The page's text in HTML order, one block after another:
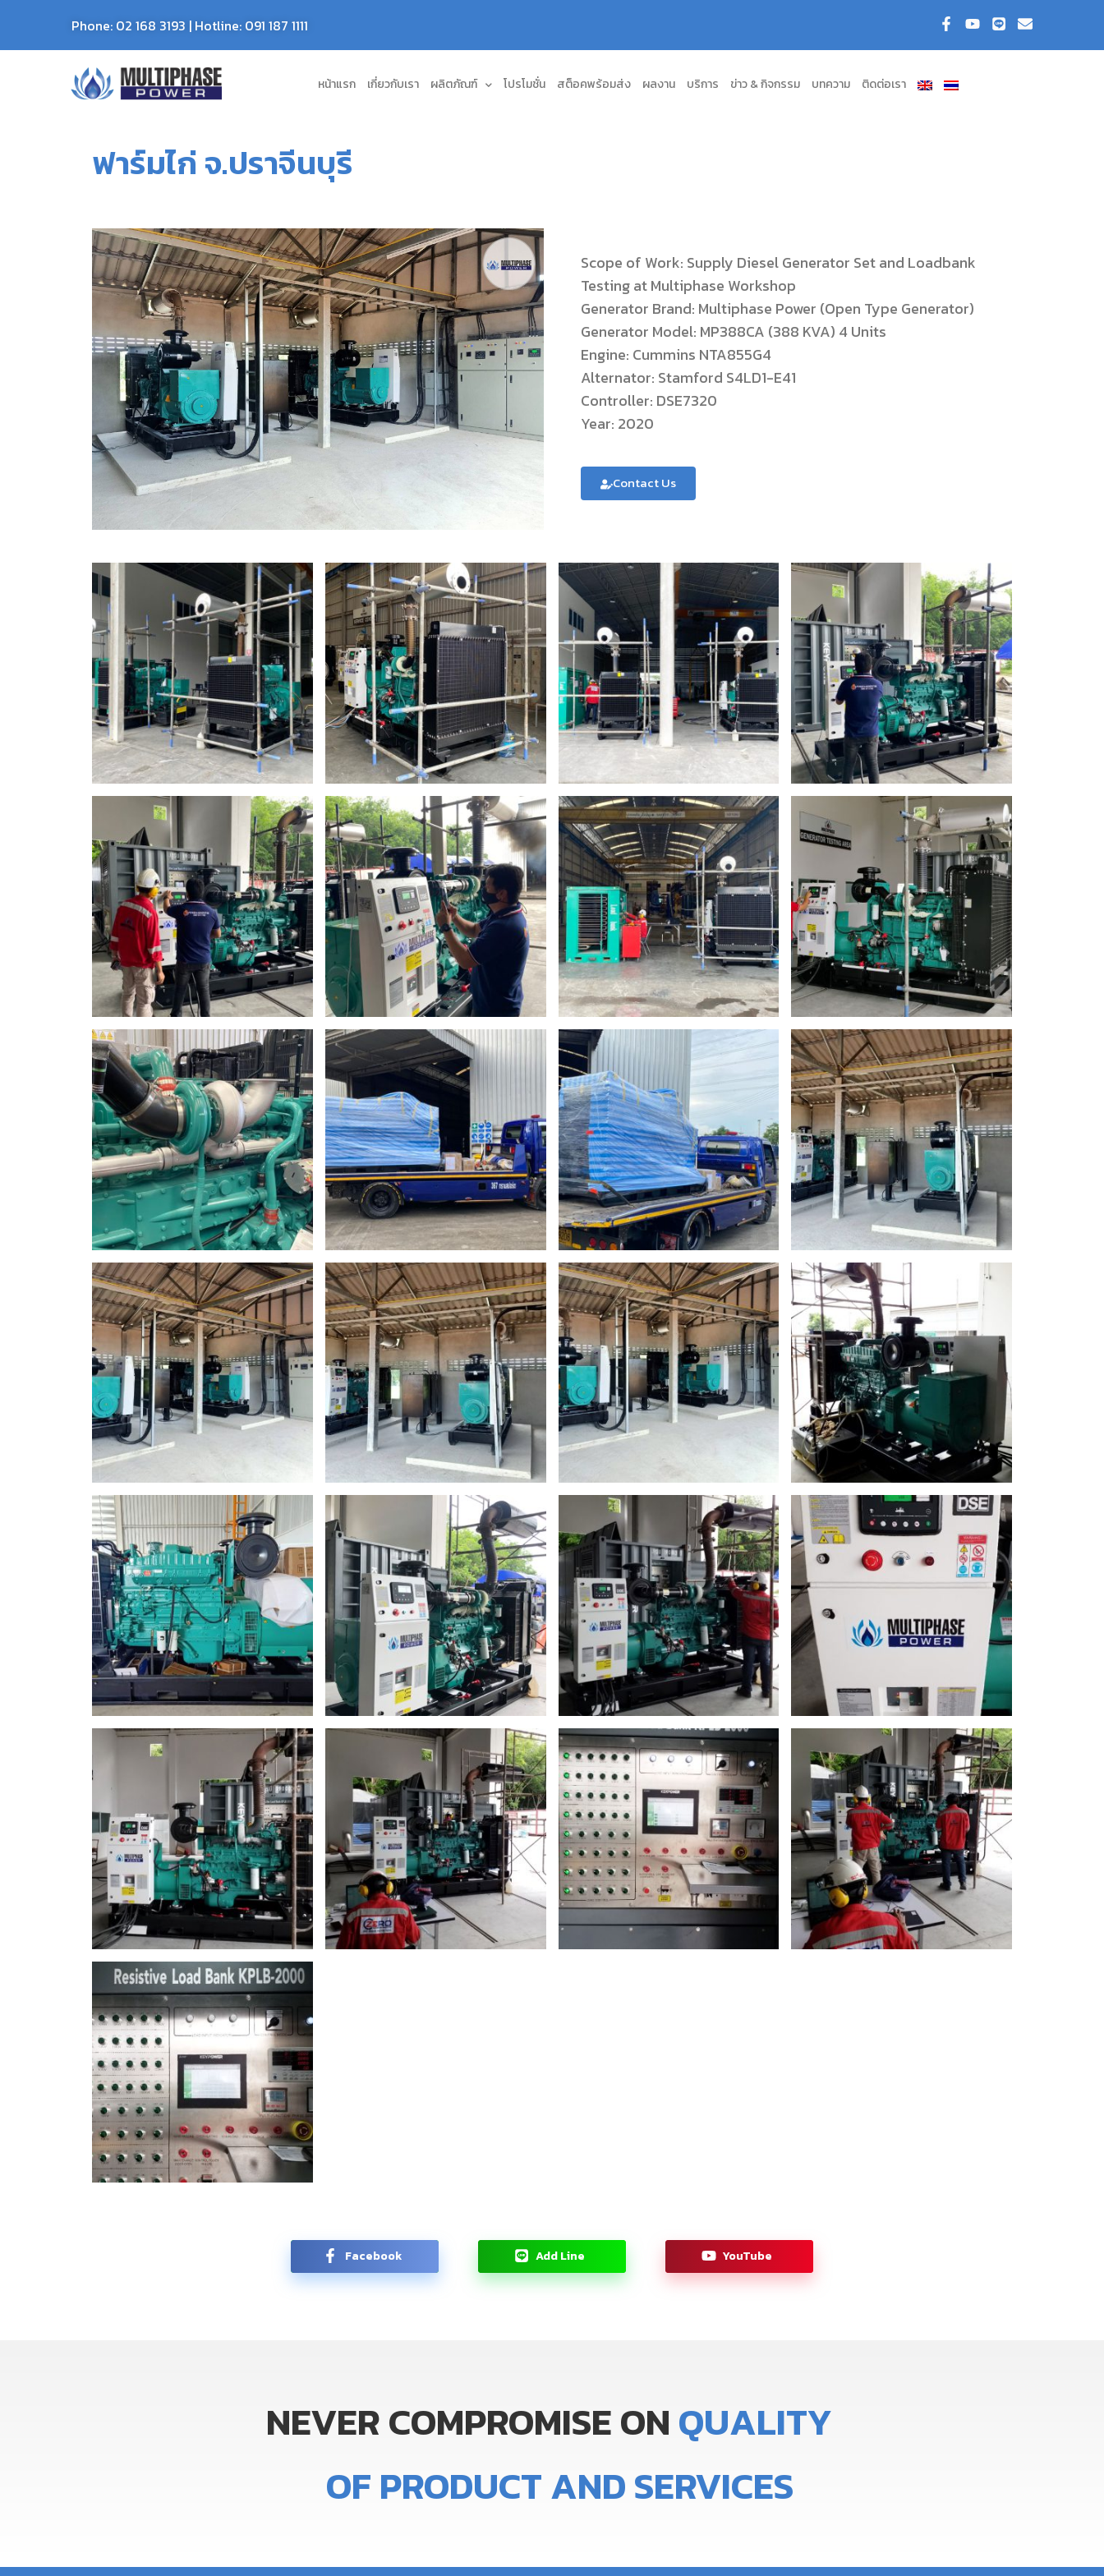
Phone: 02 168 3193 | Hotline: 091 187 1111
หน้าแรก เกี่ยวกับเรา ผลิตภัณฑ์ โปรโมชั่น สต็อคพร้อมส่ง ผลงาน บริการ ข่าว & กิจกรรม บทความ ติดต่อเรา
ฟาร์มไก่ จ.ปราจีนบุรี
Scope of Work: Supply Diesel Generator Set and Loadbank
Testing at Multiphase Workshop
Generator Brand: Multiphase Power (Open Type Generator)
Generator Model: MP388CA (388 KVA) 4 Units
Engine: Cummins NTA855G4
Alternator: Stamford S4LD1-E41
Controller: DSE7320
Year: 2020
Contact Us
Facebook Add Line YouTube
NEVERCOMPROMISEONQUALITY
OFPRODUCTANDSERVICES